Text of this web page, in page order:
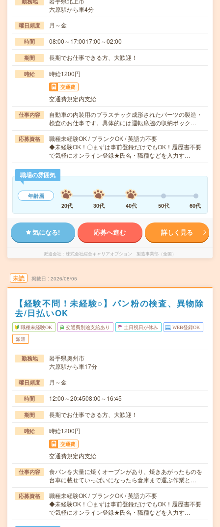
六原駅から車4分
曜日頻度 月～金
時間 08:00～17:0017:00～02:00
期間 長期でお仕事できる方、大歓迎！
時給 時給1200円
交通費
交通費規定内支給
仕事内容
自動車の内装用のプラスチック成形されたパーツの製造・
検査のお仕事です。具体的には運転席脇の収納ボック…
応募資格
職種未経験OK / ブランクOK / 英語力不要
◆未経験OK！〇まずは事前登録だけでもOK！履歴書不要
で気軽にオンライン登録★氏名・職種などを入力す…
職場の雰囲気
年齢層
20代
30代 40代 50代 60代
気になる! 応募へ進む 詳しく見る
派遣会社 株式会社綜合キャリアオプション 製造事業部（全国）
未読 掲載日 2026/08/05
【経験不問！未経験○】パン粉の検査、異物除
去/日払いOK
職種未経験OK 交通費別途支給あり 土日祝日が休み WEB登録OK
派遣
勤務地
岩手県奥州市
六原駅から車17分
曜日頻度 月～金
時間 12:00～20:4508:00～16:45
期間 長期でお仕事できる方、大歓迎！
時給 時給1200円
交通費
交通費規定内支給
仕事内容
食パンを大量に焼くオーブンがあり、焼きあがったものを
台車に載せていっぱいになったら倉庫まで運ぶ作業と…
応募資格
職種未経験OK / ブランクOK / 英語力不要
◆未経験OK！〇まずは事前登録だけでもOK！履歴書不要
で気軽にオンライン登録★氏名・職種などを入力す…